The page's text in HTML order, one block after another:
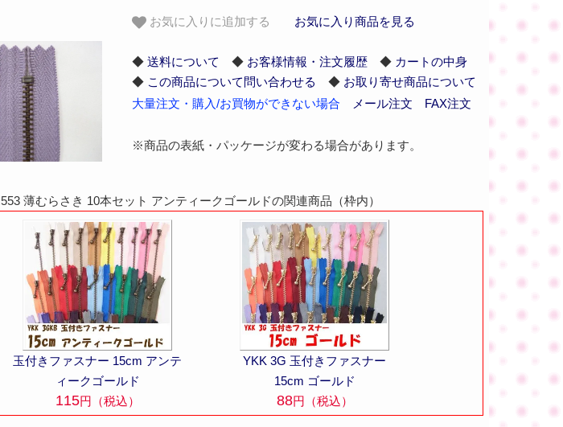
お気に入りに追加する お気に入り商品を見る
◆ 送料について ◆ お客様情報・注文履歴◆ カートの中身
◆ この商品について問い合わせる ◆ お取り寄せ商品について
大量注文・購入/お買物ができない場合
メール注文 FAX注文
※商品の表紙・パッケージが変わる場合があります。
薄むらさき 10本セット アンティークゴールドの関連商品（枠内）
玉付きファスナー 15cm アンテ
ィークゴールド
115円（税込）
YKK 3G 玉付きファスナー
15cm ゴールド
88円（税込）